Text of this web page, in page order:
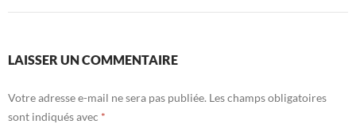
LAISSER UN COMMENTAIRE
Votre adresse e-mail ne sera pas publiée. Les champs obligatoires
sont indiqués avec *